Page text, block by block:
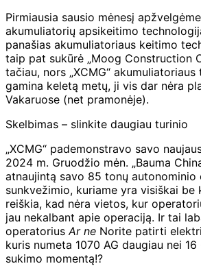
Pirmiausia sausio mėnesį
akumuliatorių apsikeitimo
panašias akumuliatoriaus keitimo
taip pat sukūrė „Moog Construction
tačiau, nors „XCMG“
gamina keletą metų, ji vis dar nėra
Vakaruose (net pramonėje).
Skelbimas – slinkite daugiau turinio
„XCMG“ pademonstravo savo
2024 m. Gruodžio mėn. „Bauma
atnaujintą savo 85 tonų
sunkvežimio, kuriame yra visiškai be
reiškia, kad nėra vietos, kur
jau nekalbant apie operaciją. Ir tai
operatorius Ar ne Norite patirti
kuris numeta 1070 AG daugiau nei
sukimo momentą!?